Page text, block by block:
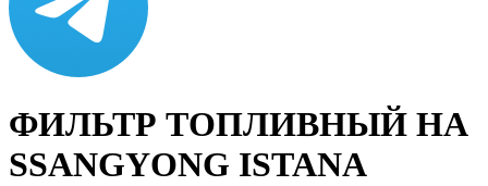
ФИЛЬТР ТОПЛИВНЫЙ НА
SSANGYONG ISTANA